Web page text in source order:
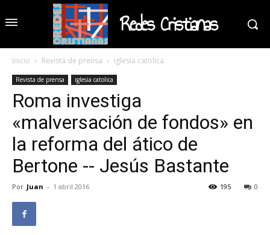
Redes Cristianas
Inicio Revista de prensa iglesia catolica
Revista de prensa iglesia catolica
Roma investiga
«malversación de fondos» en
la reforma del ático de
Bertone -- Jesús Bastante
Por Juan - 1 abril 2016 0
195